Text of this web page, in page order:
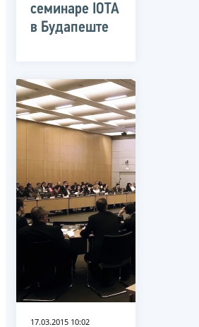
семинаре IOTA
в Будапеште
17.03.2015 10:02